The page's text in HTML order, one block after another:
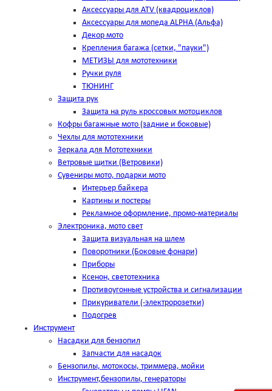
Аксессуары для ATV (квадроциклов)
Аксессуары для мопеда ALPHA (Альфа)
Декор мото
Крепления багажа (сетки, "пауки")
МЕТИЗЫ для мототехники
Ручки руля
ТЮНИНГ
Защита рук
Защита на руль кроссовых мотоциклов
Кофры багажные мото (задние и боковые)
Чехлы для мототехники
Зеркала для Мототехники
Ветровые щитки (Ветровики)
Сувениры мото, подарки мото
Интерьер байкера
Картины и постеры
Рекламное оформление, промо-материалы
Электроника, мото свет
Защита визуальная на шлем
Поворотники (Боковые фонари)
Приборы
Ксенон, светотехника
Противоугонные устройства и сигнализации
Прикуриватели (-электророзетки)
Подогрев
Инструмент
Насадки для бензопил
Запчасти для насадок
Бензопилы, мотокосы, триммера, мойки
Инструмент,бензопилы, генераторы